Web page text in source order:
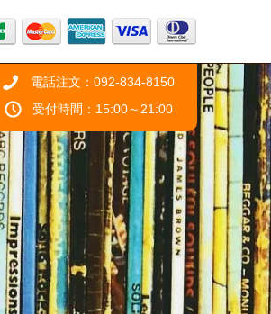
電話注文：092-834-8150
受付時間：15:00～21:00